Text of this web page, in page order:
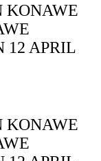
KONAWE
12 APRIL
KONAWE